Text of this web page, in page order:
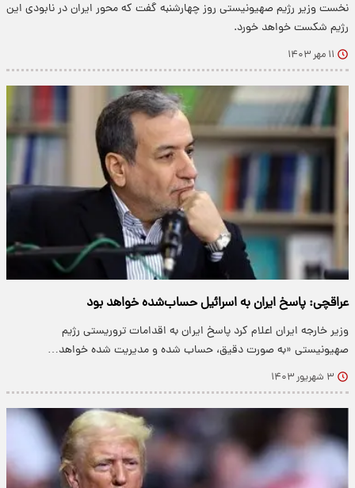
نخست وزیر رژیم صهیونیستی روز چهارشنبه گفت که محور ایران در نابودی این
رژیم شکست خواهد خورد.
۱۱ مهر ۱۴۰۳
عراقچی: پاسخ ایران به اسرائیل حساب‌شده خواهد بود
وزیر خارجه ایران اعلام کرد پاسخ ایران به اقدامات تروریستی رژیم
صهیونیستی «به صورت دقیق، حساب شده و مدیریت شده خواهد…
۳ شهریور ۱۴۰۳